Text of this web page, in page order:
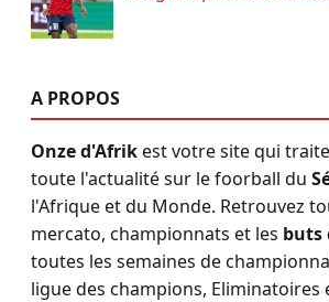
A PROPOS
Onze d'Afrikest votre site qui
toute l'actualité sur le foorball du
l'Afrique et du Monde. Retrouvez
mercato, championnats et les buts
toutes les semaines de
ligue des champions, Eliminatoires